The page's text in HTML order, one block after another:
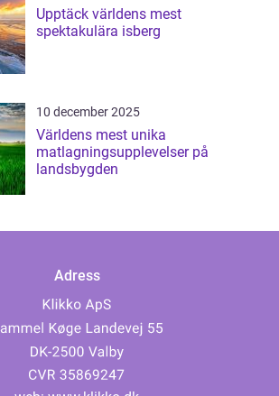
Upptäck världens mest
spektakulära isberg
10 december 2025
Världens mest unika
matlagningsupplevelser på
landsbygden
Adress